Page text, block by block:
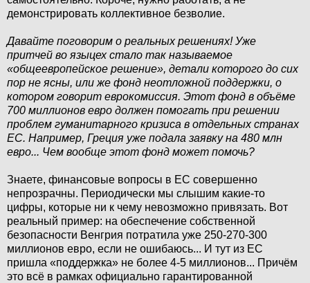
демонстрировать коллективное безволие.
Давайте поговорим о реальных решениях! Уже
притчей во языцех стало так называемое
«общеевропейское решение», детали которого до сих
пор не ясны, или же фонд неотложной поддержки, о
котором говорит еврокомиссия. Этот фонд в объёме
700 миллионов евро должен помогать при решении
проблем гуманитарного кризиса в отдельных странах
ЕС. Например, Греция уже подала заявку на 480 млн
евро... Чем вообще этот фонд может помочь?
Знаете, финансовые вопросы в ЕС совершенно
непрозрачны. Периодически мы слышим какие-то
цифры, которые ни к чему невозможно привязать. Вот
реальный пример: на обеспечение собственной
безопасности Венгрия потратила уже 250-270-300
миллионов евро, если не ошибаюсь... И тут из ЕС
пришла «поддержка» не более 4-5 миллионов... Причём
это всё в рамках официально гарантированной